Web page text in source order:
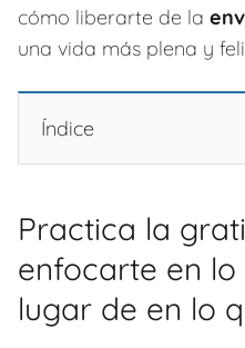
cómo liberarte de la
una vida más plena y
Índice
Practica la
enfocarte en lo
lugar de en lo